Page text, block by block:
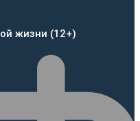
жизни (12+)